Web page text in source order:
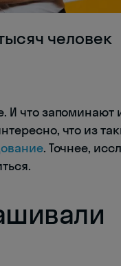
человек
И что
что из
. Точнее,